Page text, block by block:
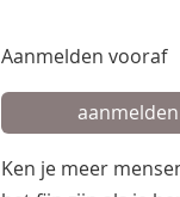
Aanmelden vooraf
aanmelden
Ken je meer